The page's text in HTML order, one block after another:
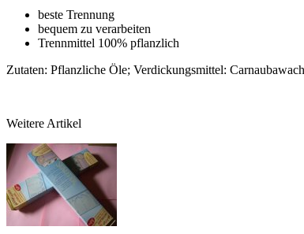
beste Trennung
bequem zu verarbeiten
Trennmittel 100% pflanzlich
Zutaten: Pflanzliche Öle; Verdickungsmittel:
Weitere Artikel